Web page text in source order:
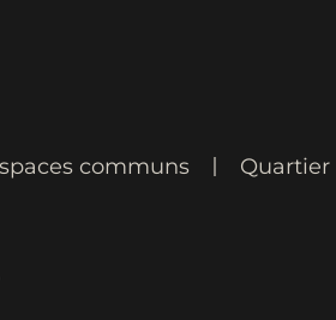
communs Quartier